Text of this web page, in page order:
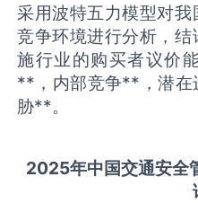
采用波特五力模型对
竞争环境进行分析，
施行业的购买者议价
**，内部竞争**，潜在
胁**。
2025年中国交通安全